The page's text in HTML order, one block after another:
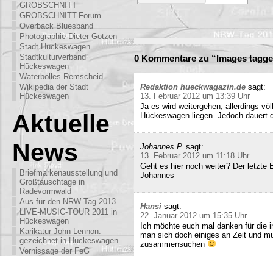
GROBSCHNITT
GROBSCHNITT-Forum
Overback Bluesband
Photographie Dieter Gotzen
Stadt Hückeswagen
Stadtkulturverband
Hückeswagen
Waterbölles Remscheid
Wikipedia der Stadt
Hückeswagen
Aktuelle
News
Briefmarkenausstellung und
Großtauschtage in
Radevormwald
Aus für den NRW-Tag 2013
LIVE-MUSIC-TOUR 2011 in
Hückeswagen
Karikatur John Lennon:
gezeichnet in Hückeswagen
Vernissage der FeG
0 Kommentare zu “Images
Redaktion hueckwagazin.de sagt:
13. Februar 2012 um 13:39 Uhr
Ja es wird weitergehen, allerdings
Hückeswagen liegen. Jedoch
Johannes P. sagt:
13. Februar 2012 um 11:18 Uhr
Geht es hier noch weiter? Der letzte
Johannes
Hansi sagt:
22. Januar 2012 um 15:35 Uhr
Ich möchte euch mal danken für die
man sich doch einiges an Zeit und
zusammensuchen